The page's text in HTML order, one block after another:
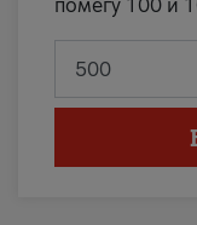
помеѓу 100 и